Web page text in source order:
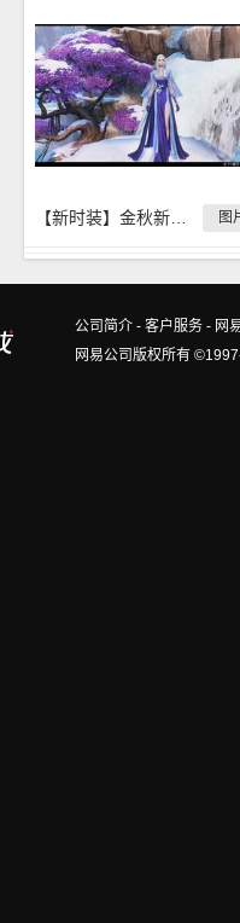
图
公司简介 - 客户服务 - 网
网易公司版权所有